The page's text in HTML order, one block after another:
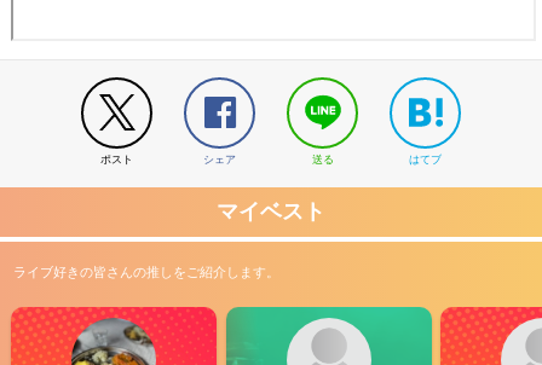
ポスト シェア 送る はてブ
マイベスト
ライブ好きの皆さんの推しをご紹介します。